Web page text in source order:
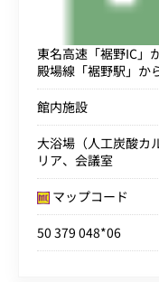
東名高速「裾野IC」
殿場線「裾野駅」か
館内施設
大浴場（人工炭酸カ
リア、会議室
マップコード
50 379 048*06